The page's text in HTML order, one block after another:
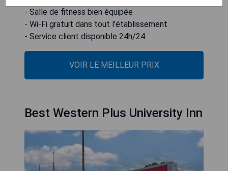
- Salle de fitness bien équipée
- Wi-Fi gratuit dans tout l'établissement
- Service client disponible 24h/24
VOIR LE MEILLEUR PRIX
Best Western Plus University Inn